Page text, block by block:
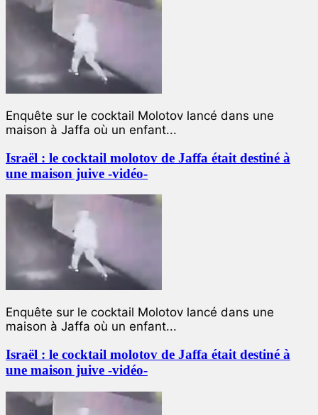
Enquête sur le cocktail Molotov lancé dans une
maison à Jaffa où un enfant...
Israël : le cocktail molotov de Jaffa était destiné à
une maison juive -vidéo-
Enquête sur le cocktail Molotov lancé dans une
maison à Jaffa où un enfant...
Israël : le cocktail molotov de Jaffa était destiné à
une maison juive -vidéo-